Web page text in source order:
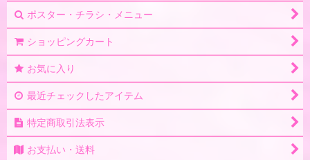
ポスター・チラシ・メニュー
ショッピングカート
お気に入り
最近チェックしたアイテム
特定商取引法表示
お支払い・送料